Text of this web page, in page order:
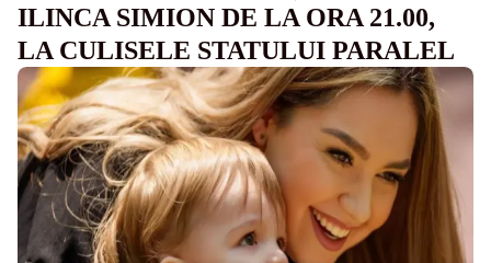
ILINCA SIMION DE LA ORA 21.00,
LA CULISELE STATULUI PARALEL